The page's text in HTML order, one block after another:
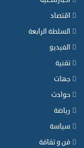
اقتصاد
السلطة الرابعة
الفيديو
تقنية
جهات
حوادث
رياضة
سياسة
فن و ثقافة